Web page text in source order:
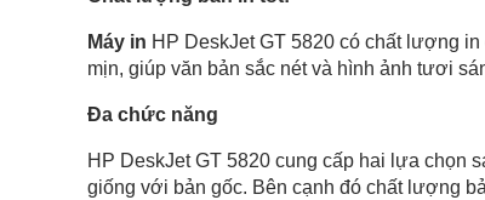
Máy in HP DeskJet GT 5820 có chất lượng
mịn, giúp văn bản sắc nét và hình ảnh tươi
Đa chức năng
HP DeskJet GT 5820 cung cấp hai lựa chọn
giống với bản gốc. Bên cạnh đó chất lượng